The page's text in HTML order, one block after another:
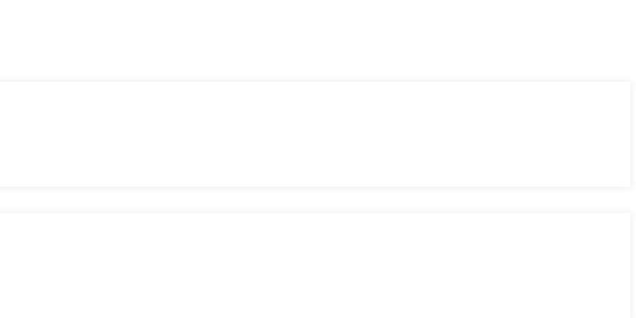
senza complicazioni.
del mercato.
piattaforme e dApp.